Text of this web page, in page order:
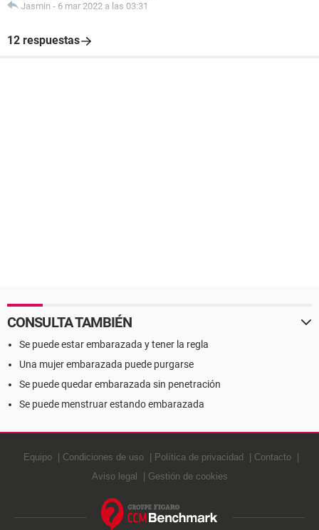
Jasmin - 6 mar 2022 a las 03:31
12 respuestas
CONSULTA TAMBIÉN
Se puede estar embarazada y tener la regla
Una mujer embarazada puede purgarse
Se puede quedar embarazada sin penetración
Se puede menstruar estando embarazada
Equipo Condiciones de uso Política de privacidad
Contacto
Aviso legal
Gestión de cookies